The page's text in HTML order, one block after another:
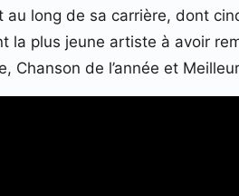
long de sa carrière, dont
la plus jeune artiste à avoir
Chanson de l’année et